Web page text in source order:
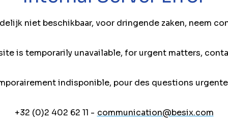
niet beschikbaar, voor dringende zaken, neem
is temporarily unavailable, for urgent matters,
indisponible, pour des questions
+32 (0)2 402 62 11 - communication@besix.com